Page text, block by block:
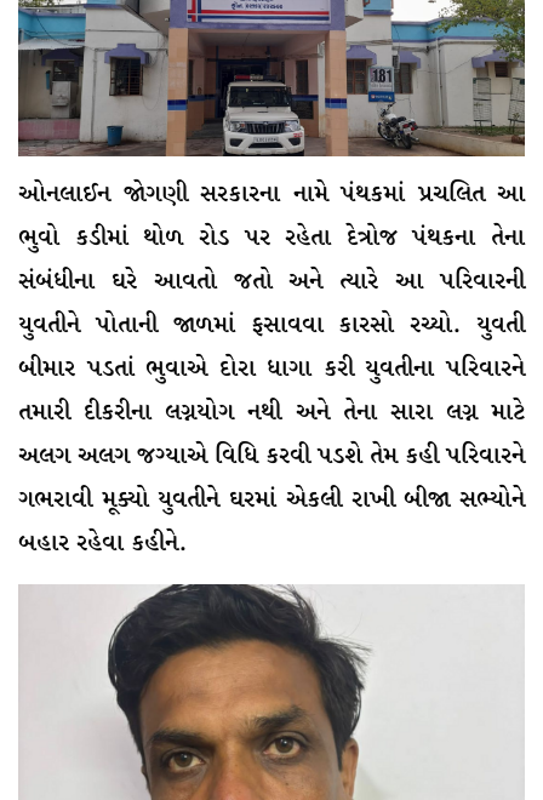
ઓનલાઈન જોગણી સરકારના નામે પંથકમાં પ્રચલિત આ
ભુવો કડીમાં થોળ રોડ પર રહેતા દેત્રોજ પંથકના તેના
સંબંધીના ઘરે આવતો જતો અને ત્યારે આ પરિવારની
યુવતીને પોતાની જાળમાં ફસાવવા કારસો રચ્યો. યુવતી
બીમાર પડતાં ભુવાએ દોરા ધાગા કરી યુવતીના પરિવારને
તમારી દીકરીના લગ્નયોગ નથી અને તેના સારા લગ્ન માટે
અલગ અલગ જગ્યાએ વિધિ કરવી પડશે તેમ કહી પરિવારને
ગભરાવી મૂક્યો યુવતીને ઘરમાં એકલી રાખી બીજા સભ્યોને
બહાર રહેવા કહીને.